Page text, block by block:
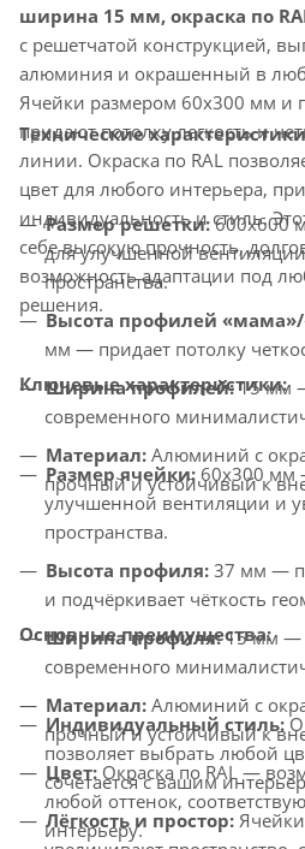
ширина 15 мм, окраска по
с решетчатой конструкцией,
алюминия и окрашенный в
Ячейки размером 60x300 мм и
придают потолку легкость и
линии. Окраска по RAL
цвет для любого интерьера,
индивидуальность и стиль.
себе высокую прочность,
возможность адаптации под
решения.
Технические
Размер решетки:600x600
для улучшенной
пространства.
Высота профилей
мм — придает потолку
Ширина профилей:15 мм
современного
Материал: Алюминий с
прочный и устойчивый к
Ключевые характеристики:
Размер ячейки: 60x300 мм
улучшенной вентиляции и
пространства.
Высота профиля: 37 мм —
и подчёркивает чёткость
Ширина профиля:15 мм —
современного
Материал: Алюминий с
прочный и устойчивый к
Цвет: Окраска по RAL —
любой оттенок,
интерьеру.
Основные преимущества:
Индивидуальный стиль:
позволяет выбрать любой
сочетается с вашим
Лёгкость и простор: